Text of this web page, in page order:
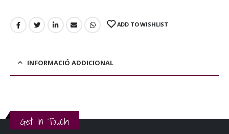
ADD TO WISHLIST
INFORMACIÓ ADDICIONAL
Get In Touch